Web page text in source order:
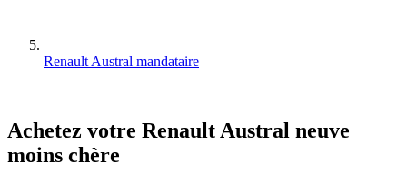
Renault Austral mandataire
Achetez votre Renault Austral neuve
moins chère